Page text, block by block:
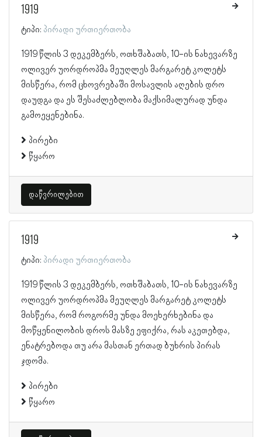
1919
ტიპი: პირადი ურთიერთობა
1919 წლის 3 დეკემბერს, ოთხშაბათს, 10-ის ნახევარზე
ოლივერ უორდროპმა მეუღლეს მარგარეტ კოლეტს
მისწერა, რომ ცხოვრებაში მოსავლის აღების დრო
დაუდგა და ეს შესაძლებლობა მაქსიმალურად უნდა
გამოეყენებინა.
პირები
წყარო
დაწვრილებით
1919
ტიპი: პირადი ურთიერთობა
1919 წლის 3 დეკემბერს, ოთხშაბათს, 10-ის ნახევარზე
ოლივერ უორდროპმა მეუღლეს მარგარეტ კოლეტს
მისწერა, რომ როგორმე უნდა მოეხერხებინა და
მოწყენილობის დროს მასზე ეფიქრა, რას აკეთებდა,
ენატრებოდა თუ არა მასთან ერთად ბუხრის პირას
ჯდომა.
პირები
წყარო